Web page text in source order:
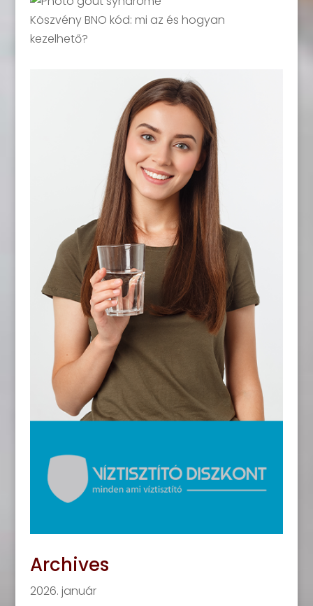
Köszvény BNO kód: mi az és hogyan
kezelhető?
Archives
2026. január